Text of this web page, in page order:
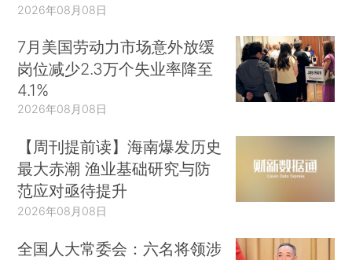
2026年08月08日
7月美国劳动力市场意外放缓
岗位减少2.3万个失业率降至
4.1%
2026年08月08日
【周刊提前读】海南爆发历史
最大赤潮 渔业基础研究与防
范应对亟待提升
2026年08月08日
全国人大常委会：六名将领涉